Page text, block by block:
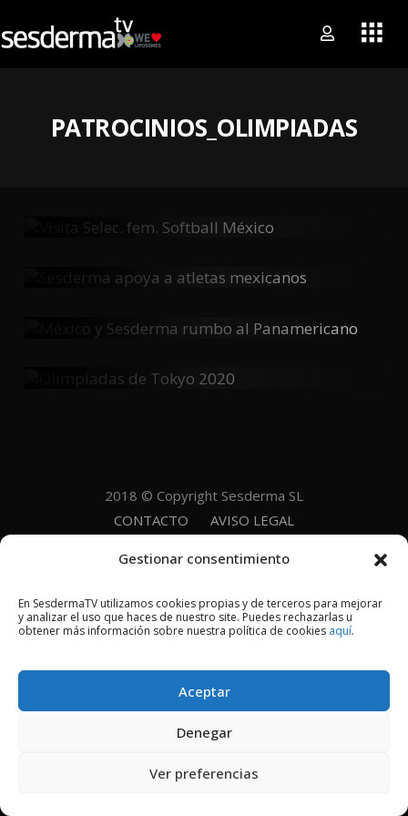
Gestionar consentimiento
En SesdermaTV utilizamos cookies propias y de terceros para mejorar
y analizar el uso que haces de nuestro site. Puedes rechazarlas u
obtener más información sobre nuestra política de cookies aquí.
Aceptar
Denegar
Ver preferencias
PATROCINIOS_OLIMPIADAS
Visita Selec. Fem. Softball México
Sesderma Apoya A Atletas Mexicanos
México Y Sesderma Rumbo Al
Olimpiadas De Tokyo 2020
2018 © Copyright Sesderma SL
CONTACTO
AVISO LEGAL